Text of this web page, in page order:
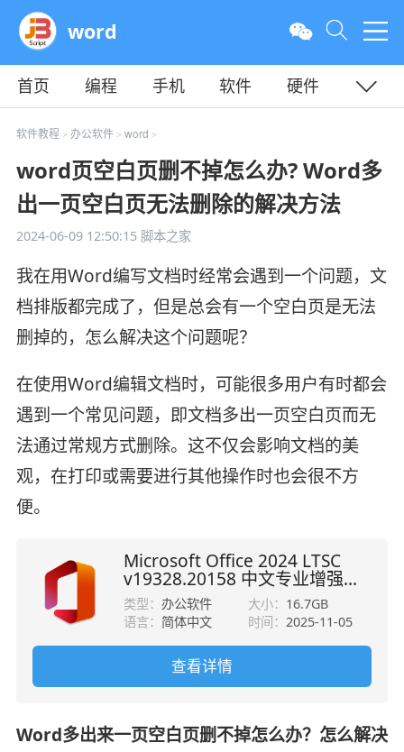
word
首页 编程 手机 软件
硬件
教程
平面 服务器
软件教程 > 办公软件> word >
word页空白页删不掉怎么办? Word多
出一页空白页无法删除的解决方法
2024-06-09 12:50:15脚本之家
我在用Word编写文档时经常会遇到一个问题，文
档排版都完成了，但是总会有一个空白页是无法
删掉的，怎么解决这个问题呢？
在使用Word编辑文档时，可能很多用户有时都会
遇到一个常见问题，即文档多出一页空白页而无
法通过常规方式删除。这不仅会影响文档的美
观，在打印或需要进行其他操作时也会很不方
便。
Microsoft Office 2024 LTSC
v19328.20158 中文专业增强版
(附安装教程+密钥) 32位/64位
类型：办公软件 大小： 16.7GB
语言： 简体中文 时间： 2025-11-05
查看详情
Word多出来一页空白页删不掉怎么办？怎么解决